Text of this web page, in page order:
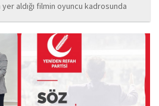
aldığı filmin oyuncu kadrosunda
Kıyanç, Gökay Alpaslan Şahin,
İsmail Akkoç, Celal Acar ve çocuk